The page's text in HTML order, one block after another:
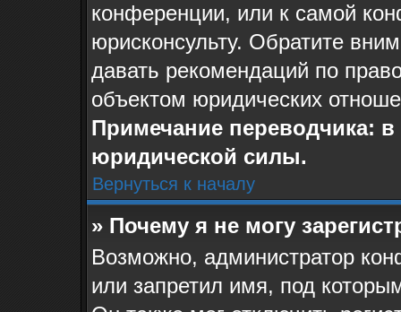
конференции, или к самой
юрисконсульту. Обратите
давать рекомендаций по
объектом юридических
Примечание переводчика:
юридической силы.
Вернуться к началу
» Почему я не могу
Возможно, администратор
или запретил имя, под